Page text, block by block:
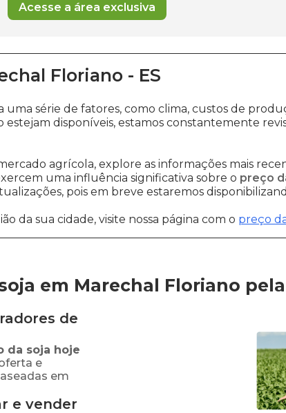
Acesse a área exclusiva
Floriano - ES
uma série de fatores, como clima, custos de
estejam disponíveis, estamos constantemente
agrícola, explore as informações mais
uma influência significativa sobre o preço
pois em breve estaremos
da sua cidade, visite nossa página com o preço
em Marechal Floriano pela
de
da soja hoje
e
em
e vender